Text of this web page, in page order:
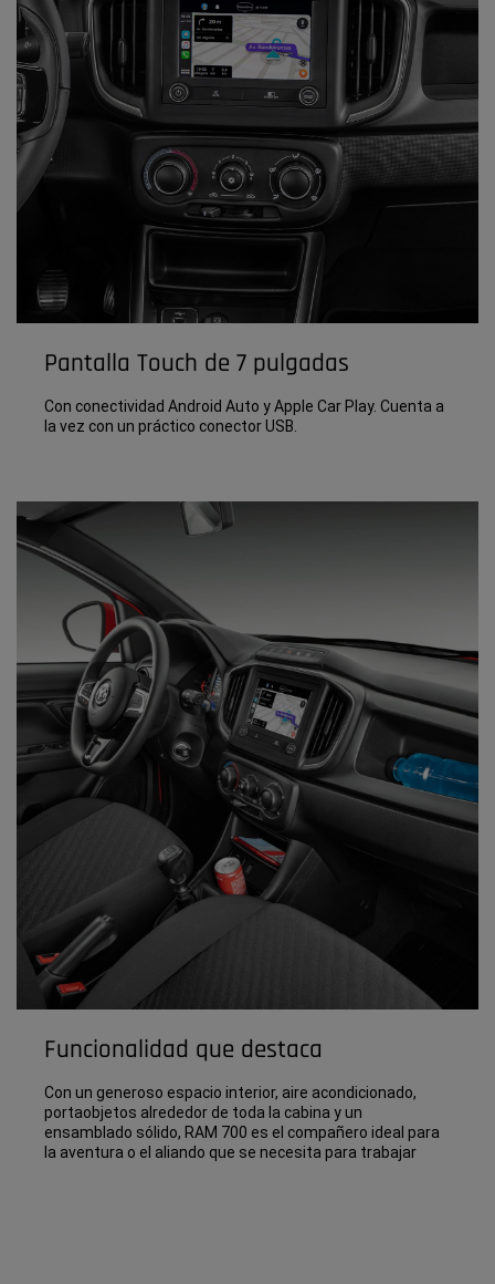
Pantalla Touch de 7 pulgadas
Con conectividad Android Auto y Apple Car Play. Cuenta a
la vez con un práctico conector USB.
Funcionalidad que destaca
Con un generoso espacio interior, aire acondicionado,
portaobjetos alrededor de toda la cabina y un
ensamblado sólido, RAM 700 es el compañero ideal para
la aventura o el aliando que se necesita para trabajar